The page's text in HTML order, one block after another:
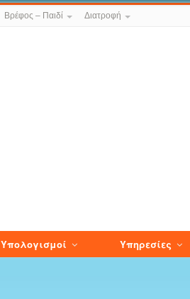
Βρέφος – Παιδί Διατροφή
Υπολογισμοί Υπηρεσίες